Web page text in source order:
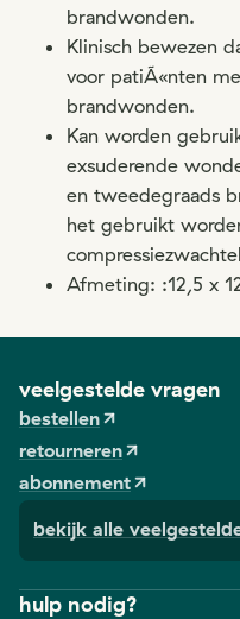
brandwonden.
Klinisch bewezen
voor patiÃ«nten
brandwonden.
Kan worden
exsuderende
en tweedegraads
het gebruikt
Afmeting: :12,5 x
veelgestelde vragen
bestellen
retourneren
abonnement
bekijk alle
hulp nodig?